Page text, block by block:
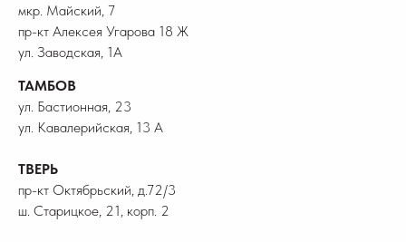
мкр. Майский, 7
пр-кт Алексея Угарова 18 Ж
ул. Заводская, 1А
ТАМБОВ
ул. Бастионная, 23
ул. Кавалерийская, 13 А
ТВЕРЬ
пр-кт Октябрьский, д.72/3
ш. Старицкое, 21, корп. 2